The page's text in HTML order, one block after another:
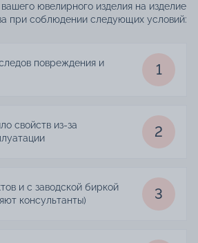
ювелирного изделия на изделие
при соблюдении следующих условий:
повреждения и
1
свойств из-за
2
и с заводской биркой
консультанты)
3